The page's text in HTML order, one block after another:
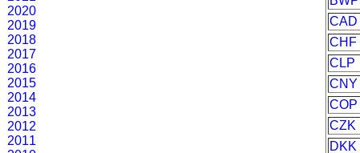
2020
2019
2018
2017
2016
2015
2014
2013
2012
2011
CAD
CHF
CLP
CNY
COP
CZK
DKK